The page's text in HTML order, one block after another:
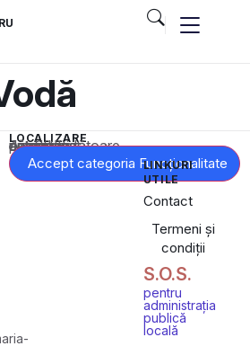
LOCALIZARE
Acest conținut este blocat până când acceptați categoria corespunzătoare de cookie-uri.
Accept categoria Funcționalitate
LINKURI
UTILE
Contact
Termeni și
condiții
S.O.S.
pentru
administrația
publică
locală